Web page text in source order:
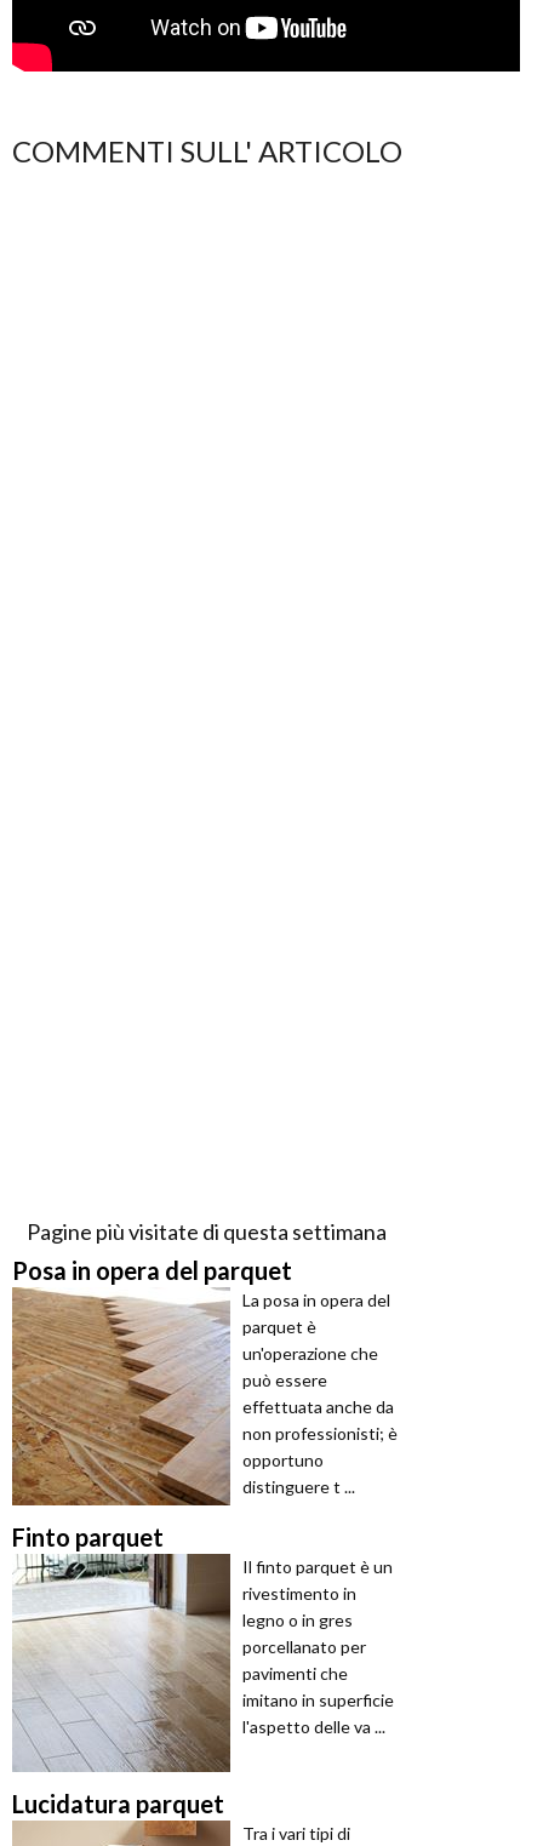
COMMENTI SULL' ARTICOLO
Pagine più visitate di questa settimana
Posa in opera del parquet
La posa in opera del
parquet è
un'operazione che
può essere
effettuata anche da
non professionisti; è
opportuno
distinguere t ...
Finto parquet
Il finto parquet è un
rivestimento in
legno o in gres
porcellanato per
pavimenti che
imitano in superficie
l'aspetto delle va ...
Lucidatura parquet
Tra i vari tipi di